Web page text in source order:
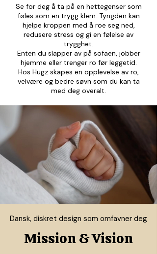
Se for deg å ta på en hettegenser som
føles som en trygg klem. Tyngden kan
hjelpe kroppen med å roe seg ned,
redusere stress og gi en følelse av
trygghet.
Enten du slapper av på sofaen, jobber
hjemme eller trenger ro før leggetid.
Hos Hugz skapes en opplevelse av ro,
velvære og bedre søvn som du kan ta
med deg overalt.
Dansk, diskret design som omfavner deg
Mission & Vision